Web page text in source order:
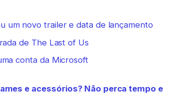
um novo trailer e data de lançamento
de The Last of Us
conta da Microsoft
e acessórios? Não perca tempo e